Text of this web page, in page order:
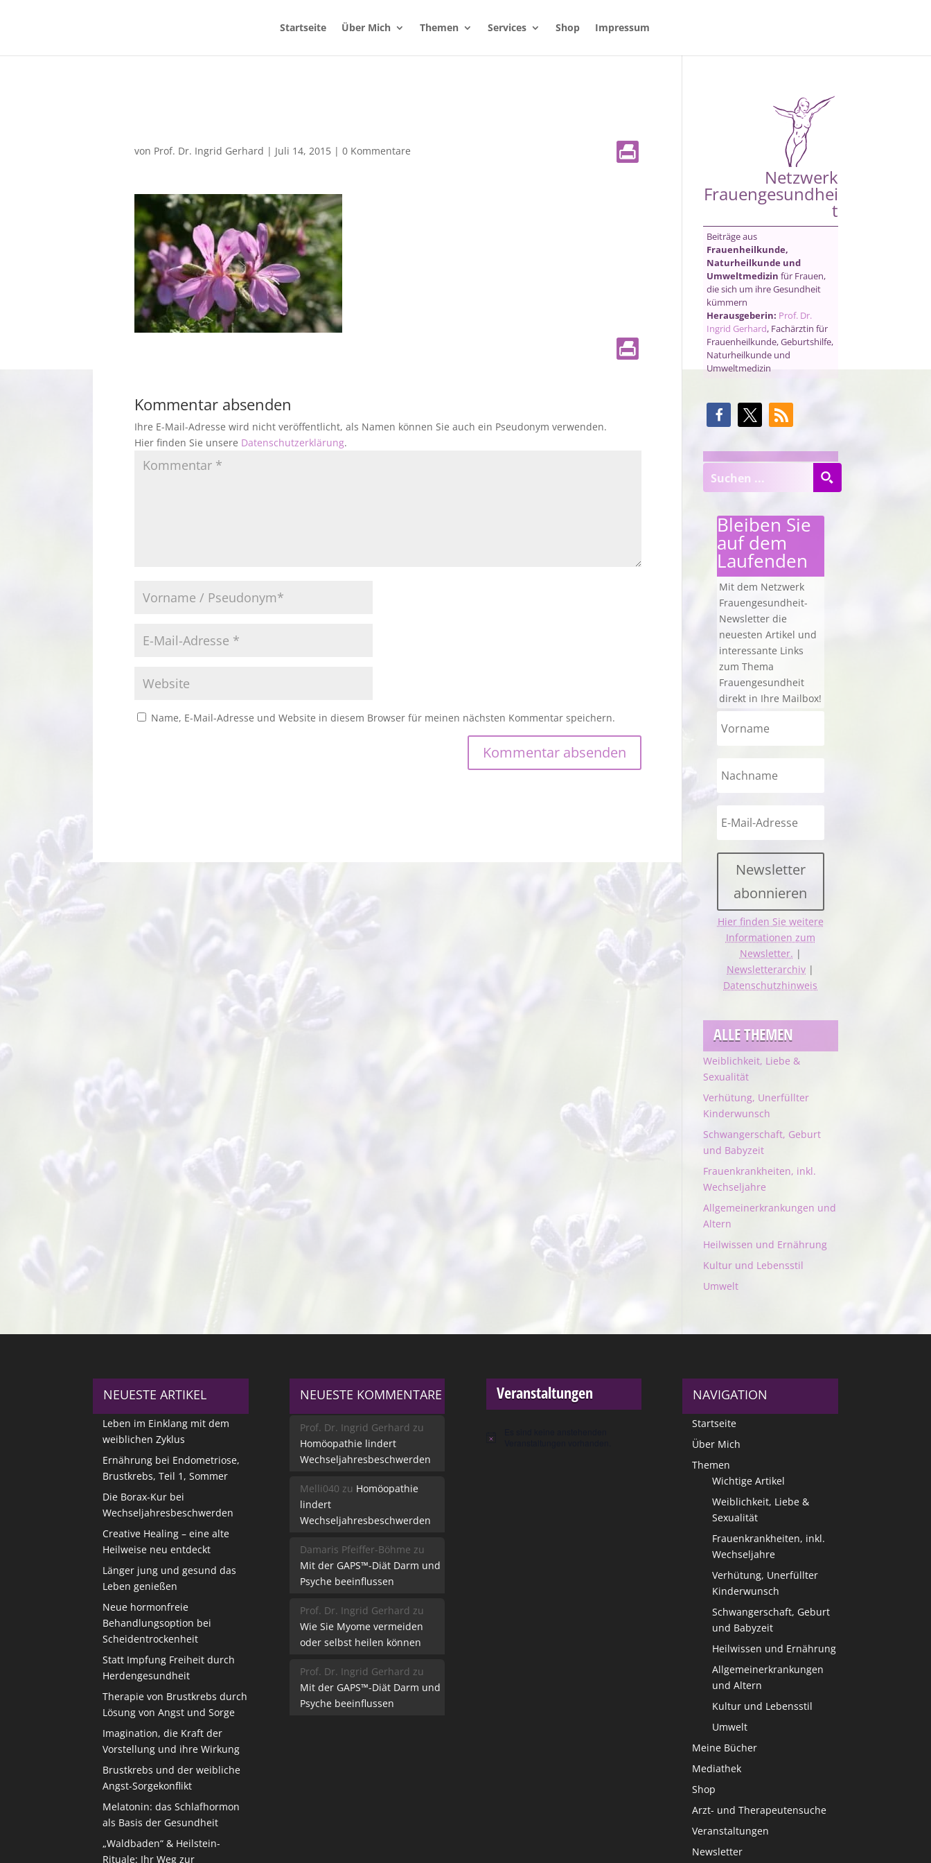
Startseite Über Mich Themen Services Shop Impressum
von Prof. Dr. Ingrid Gerhard | Juli 14, 2015| 0 Kommentare
Kommentar absenden
Ihre E-Mail-Adresse wird nicht veröffentlicht, als Namen können Sie auch ein Pseudonym verwenden.
Hier finden Sie unsere Datenschutzerklärung.
Name, E-Mail-Adresse und Website in diesem Browser für meinen nächsten Kommentar speichern.
Netzwerk
Frauengesundhei
t
Beiträge aus
Frauenheilkunde,
Naturheilkunde und
Umweltmedizin für Frauen,
die sich um ihre Gesundheit
kümmern
Herausgeberin: Prof. Dr.
Ingrid Gerhard, Fachärztin für
Frauenheilkunde, Geburtshilfe,
Naturheilkunde und
Umweltmedizin
Bleiben Sie
auf dem
Laufenden
Mit dem Netzwerk
Frauengesundheit-
Newsletter die
neuesten Artikel und
interessante Links
zum Thema
Frauengesundheit
direkt in Ihre Mailbox!
Newsletter
abonnieren
Hier finden Sie weitere
Informationen zum
Newsletter. |
Newsletterarchiv |
Datenschutzhinweis
ALLE THEMEN
Weiblichkeit, Liebe &
Sexualität
Verhütung, Unerfüllter
Kinderwunsch
Schwangerschaft, Geburt
und Babyzeit
Frauenkrankheiten, inkl.
Wechseljahre
Allgemeinerkrankungen und
Altern
Heilwissen und Ernährung
Kultur und Lebensstil
Umwelt
NEUESTE ARTIKEL
Leben im Einklang mit dem
weiblichen Zyklus
Ernährung bei Endometriose,
Brustkrebs, Teil 1, Sommer
Die Borax-Kur bei
Wechseljahresbeschwerden
Creative Healing – eine alte
Heilweise neu entdeckt
Länger jung und gesund das
Leben genießen
Neue hormonfreie
Behandlungsoption bei
Scheidentrockenheit
Statt Impfung Freiheit durch
Herdengesundheit
Therapie von Brustkrebs durch
Lösung von Angst und Sorge
Imagination, die Kraft der
Vorstellung und ihre Wirkung
Brustkrebs und der weibliche
Angst-Sorgekonflikt
Melatonin: das Schlafhormon
als Basis der Gesundheit
„Waldbaden“ & Heilstein-
Rituale: Ihr Weg zur
NEUESTE KOMMENTARE
Prof. Dr. Ingrid Gerhard zu
Homöopathie lindert
Wechseljahresbeschwerden
Melli040 zu Homöopathie
lindert
Wechseljahresbeschwerden
Damaris Pfeiffer-Böhme zu
Mit der GAPS™-Diät Darm und
Psyche beeinflussen
Prof. Dr. Ingrid Gerhard zu
Wie Sie Myome vermeiden
oder selbst heilen können
Prof. Dr. Ingrid Gerhard zu
Mit der GAPS™-Diät Darm und
Psyche beeinflussen
Veranstaltungen
Hinweis
NAVIGATION
Startseite
Über Mich
Themen
Wichtige Artikel
Weiblichkeit, Liebe &
Sexualität
Frauenkrankheiten, inkl.
Wechseljahre
Verhütung, Unerfüllter
Kinderwunsch
Schwangerschaft, Geburt
und Babyzeit
Heilwissen und Ernährung
Allgemeinerkrankungen
und Altern
Kultur und Lebensstil
Umwelt
Meine Bücher
Mediathek
Shop
Arzt- und Therapeutensuche
Veranstaltungen
Newsletter